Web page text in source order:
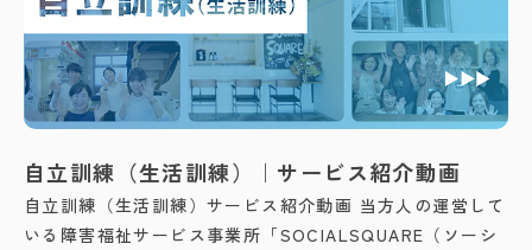
自立訓練（生活訓練）｜サービス紹介動画
自立訓練（生活訓練）サービス紹介動画 当方人の運営して
いる障害福祉サービス事業所「SOCIALSQUARE（ソーシ